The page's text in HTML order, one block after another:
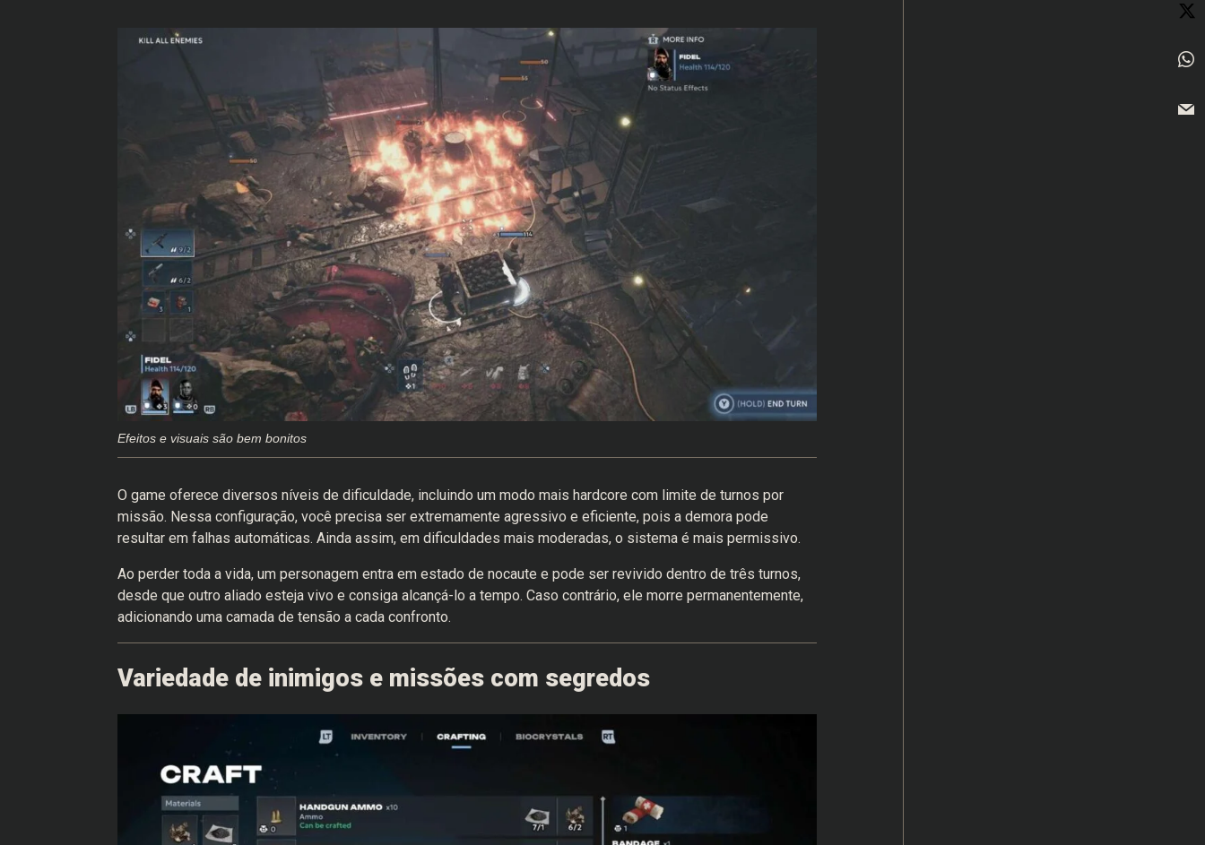
Efeitos e visuais são bem bonitos
O game oferece diversos níveis de dificuldade, incluindo um modo mais hardcore com limite de turnos por
missão. Nessa configuração, você precisa ser extremamente agressivo e eficiente, pois a demora pode
resultar em falhas automáticas. Ainda assim, em dificuldades mais moderadas, o sistema é mais permissivo.
Ao perder toda a vida, um personagem entra em estado de nocaute e pode ser revivido dentro de três turnos,
desde que outro aliado esteja vivo e consiga alcançá-lo a tempo. Caso contrário, ele morre permanentemente,
adicionando uma camada de tensão a cada confronto.
Variedade de inimigos e missões com segredos